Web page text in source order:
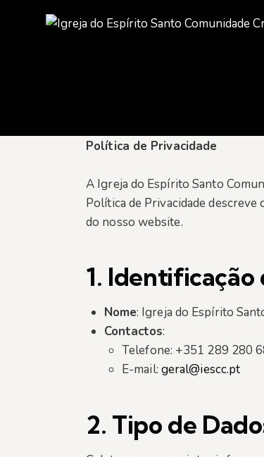
Política de Privacidade
A Igreja do Espírito Santo
Política de Privacidade
do nosso website.
1. Identificação
Nome: Igreja do Espírito
Contactos:
Telefone: +351 289 280
E-mail: geral@iescc.pt
2. Tipo de